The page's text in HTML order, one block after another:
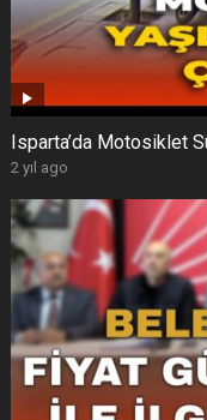
Isparta’da Motosiklet
2 yıl ago